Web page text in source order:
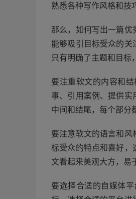
熟悉各种写作风格和技
那么，如何写出一篇优
能够吸引目标受众的关
只有明确了主题和目标
要注重软文的内容和
事、引用案例、提供实
中间和结尾，每个部分
要注意软文的语言和风
标受众的特点和喜好，
文看起来美观大方，易
要选择合适的自媒体